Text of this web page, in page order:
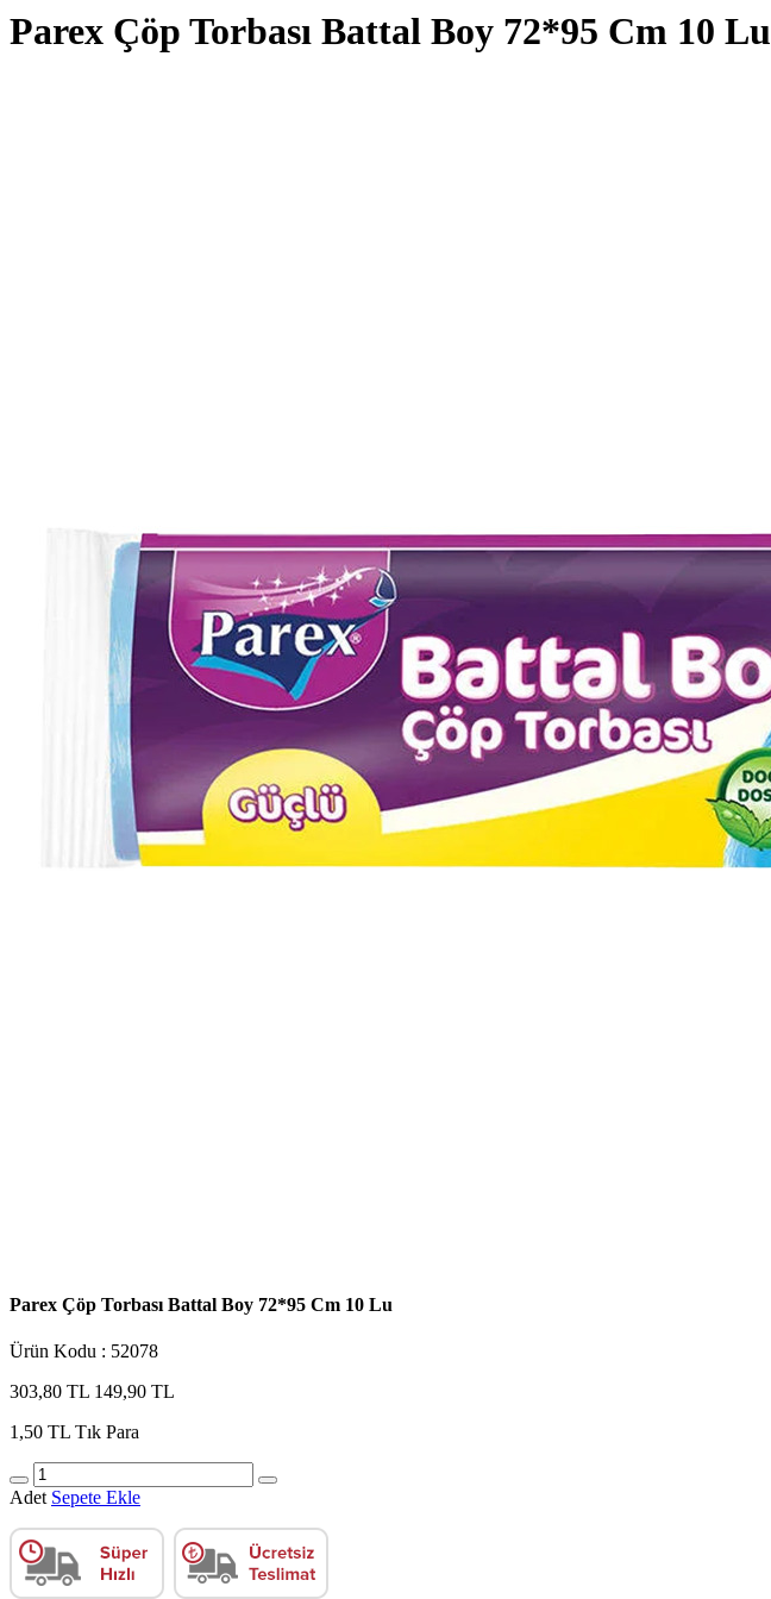
Parex Çöp Torbası Battal Boy 72*95 Cm 10 Lu
Parex Çöp Torbası Battal Boy 72*95 Cm 10 Lu
Ürün Kodu : 52078
303,80 TL 149,90 TL
1,50 TL Tık Para
Adet Sepete Ekle